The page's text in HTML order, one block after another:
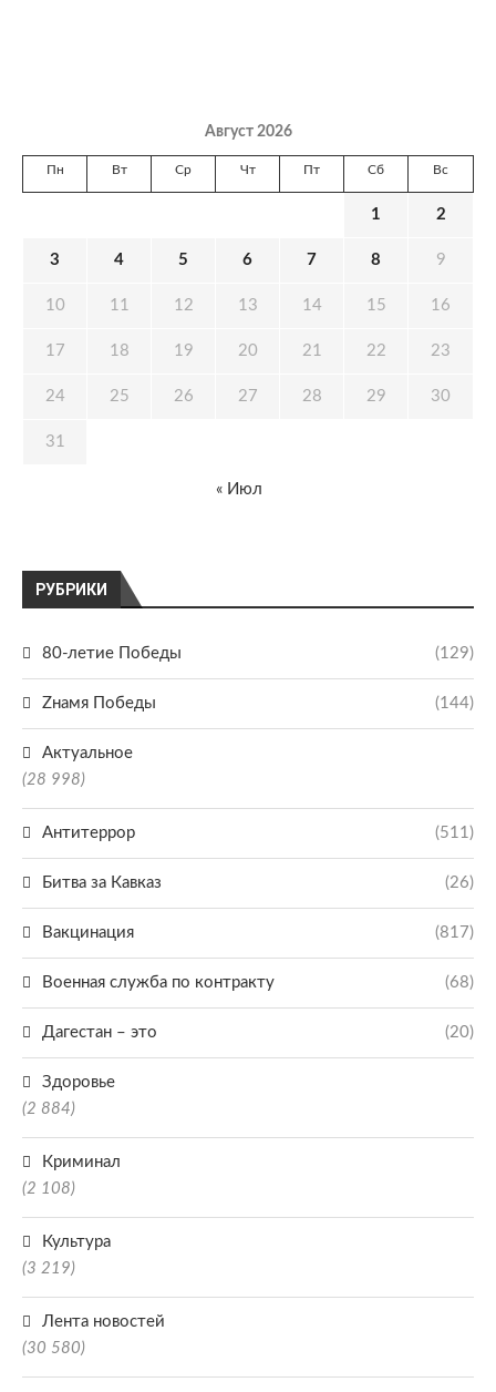
РУБРИКИ
80-летие Победы (129)
Zнамя Победы (144)
Актуальное
(28 998)
Антитеррор (511)
Битва за Кавказ (26)
Вакцинация (817)
Военная служба по контракту (68)
Дагестан – это (20)
Здоровье
(2 884)
Криминал
(2 108)
Культура
(3 219)
Лента новостей
(30 580)
Август 2026
Пн Вт Ср Чт Пт Сб Вс
1 2
3 4 5 6 7 8 9
10 11 12 13 14 15 16
17 18 19 20 21 22 23
24 25 26 27 28 29 30
31
« Июл